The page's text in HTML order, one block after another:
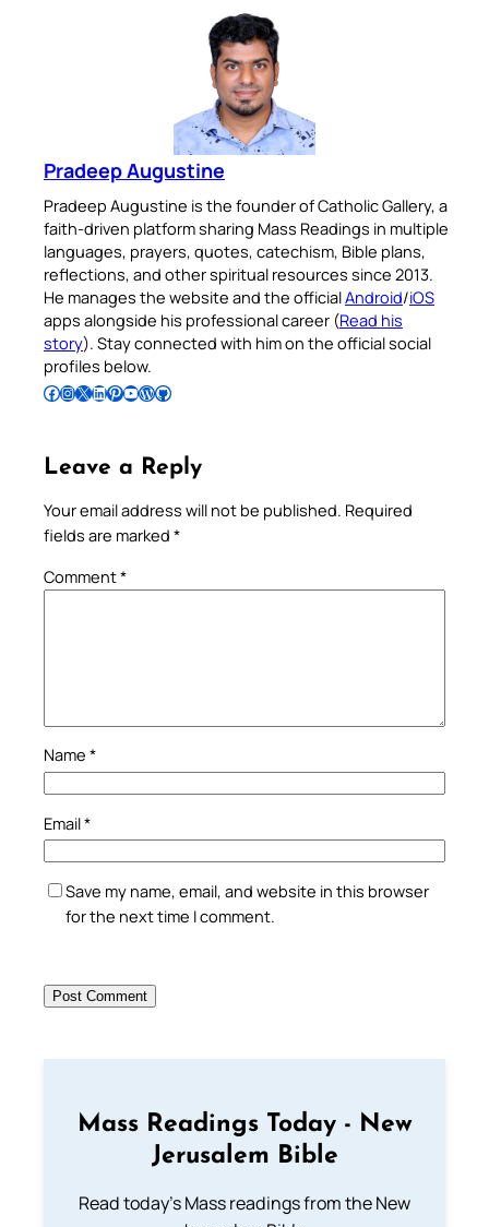
Pradeep Augustine
Pradeep Augustine is the founder of Catholic Gallery, a
faith-driven platform sharing Mass Readings in multiple
languages, prayers, quotes, catechism, Bible plans,
reflections, and other spiritual resources since 2013.
He manages the website and the officialAndroid/iOS
apps alongside his professional career (Read his
story). Stay connected with him on the official social
profiles below.
Follow Pradeep on Facebook Follow Pradeep on InstagramFollow Pradeep on X Follow Pradeep on LinkedIn Follow Pradeep on Pinterest Subscribe to Pradeep’s Youtube Channel Follow Pradeep on WordPress Follow Pradeep on GitHub
Leave a Reply
Your email address will not be published. Required
fields are marked *
Comment*
Name *
Email*
Save my name, email, and website in this browser
for the next time I comment.
Mass Readings Today - New
Jerusalem Bible
Read today's Mass readings from the New